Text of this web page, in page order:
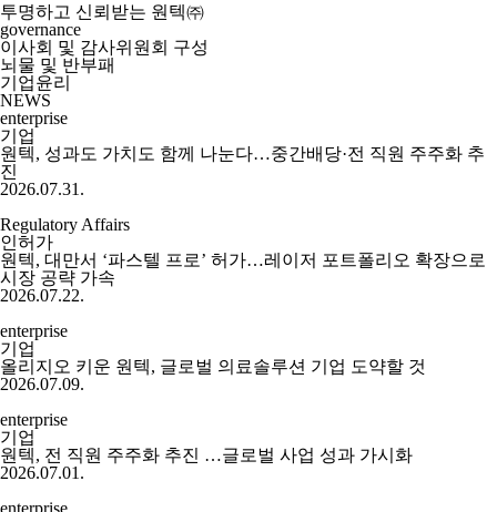
투명하고 신뢰받는 원텍㈜
governance
이사회 및 감사위원회 구성
뇌물 및 반부패
기업윤리
NEWS
enterprise
기업
원텍, 성과도 가치도 함께 나눈다…중간배당·전 직원 주주화 추
진
2026.07.31.
Regulatory Affairs
인허가
원텍, 대만서 ‘파스텔 프로’ 허가…레이저 포트폴리오 확장으로
시장 공략 가속
2026.07.22.
enterprise
기업
올리지오 키운 원텍, 글로벌 의료솔루션 기업 도약할 것
2026.07.09.
enterprise
기업
원텍, 전 직원 주주화 추진 …글로벌 사업 성과 가시화
2026.07.01.
enterprise